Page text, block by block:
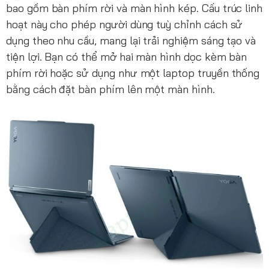
bao gồm bàn phím rời và màn hình kép. Cấu trúc linh
hoạt này cho phép người dùng tuỳ chỉnh cách sử
dụng theo nhu cầu, mang lại trải nghiệm sáng tạo và
tiện lợi. Bạn có thể mở hai màn hình dọc kèm bàn
phím rời hoặc sử dụng như một laptop truyền thống
bằng cách đặt bàn phím lên một màn hình.